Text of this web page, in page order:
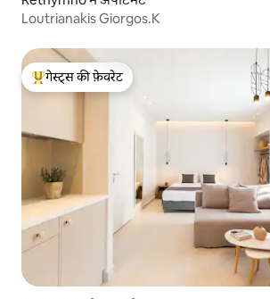
Loutrianakis Giorgos.K
गेस्ट्स का टॉप फ़ेवरेट
गेस्ट्स की फ़ेवरेट